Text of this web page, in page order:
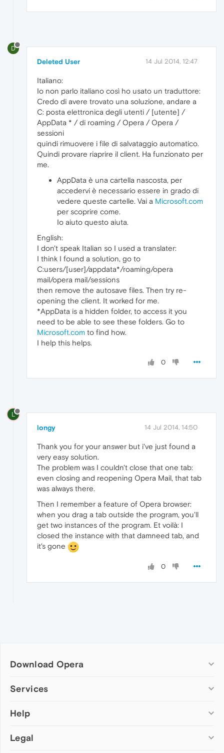
D
Deleted User 14 Jul 2014, 12:47
Italiano:
Io non parlo italiano così ho usato un traduttore:
Credo di avere trovato una soluzione, andare a
C: posta elettronica degli utenti / [utente] /
AppData * / di roaming / Opera / Opera /
sessioni
quindi rimuovere i file di salvataggio automatico.
Quindi provare riaprire il client. Ha funzionato per
me.
AppData è una cartella nascosta, per
accedervi è necessario essere in grado di
vedere queste cartelle. Vai a Microsoft.com
per scoprire come.
Io aiuto questo aiuta.
English:
I don't speak Italian so I used a translater:
I think I found a solution, go to
C:users/[user]/appdata*/roaming/opera
mail/opera mail/sessions
then remove the autosave files. Then try re-
opening the client. It worked for me.
*AppData is a hidden folder, to access it you
need to be able to see these folders. Go to
Microsoft.com to find how.
I help this helps.
0
L
longy 14 Jul 2014, 14:50
Thank you for your answer but i've just found a
very easy solution.
The problem was I couldn't close that one tab:
even closing and reopening Opera Mail, that tab
was always there.
Then I remember a feature of Opera browser:
when you drag a tab outside the program, you'll
get two instances of the program. Et voilà: I
closed the instance with that damneed tab, and
it's gone
0
Download Opera
Computer browsers
Opera for Mac
Opera beta version
Services
Add-ons
Wallpapers
Help
Help & support
Legal